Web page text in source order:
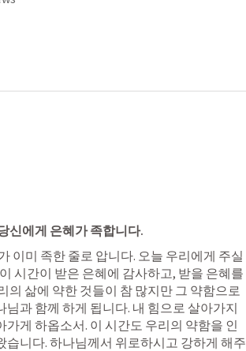
신에게 은혜가 족합니다.
이미 족한 줄로 압니다. 오늘 우리에게 주실
시간이 받은 은혜에 감사하고, 받을 은혜를
의 삶에 약한 것들이 참 많지만 그 약함으로
과 함께 하게 됩니다. 내 힘으로 살아가지
게 하옵소서. 이 시간도 우리의 약함을 인
습니다. 하나님께서 위로하시고 강하게 해주